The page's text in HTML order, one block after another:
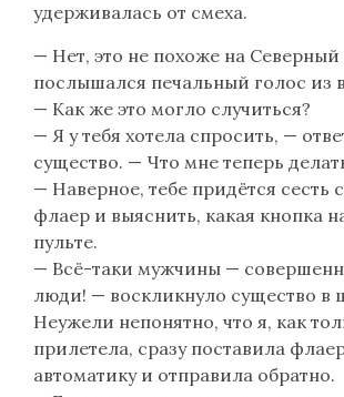
удерживалась от смеха.
— Нет, это не похоже на
послышался печальный голос из
— Как же это могло случиться?
— Я у тебя хотела спросить, —
существо. — Что мне теперь
— Наверное, тебе придётся сесть
флаер и выяснить, какая кнопка
пульте.
— Всё-таки мужчины —
люди! — воскликнуло существо в
Неужели непонятно, что я, как
прилетела, сразу поставила
автоматику и отправила обратно.